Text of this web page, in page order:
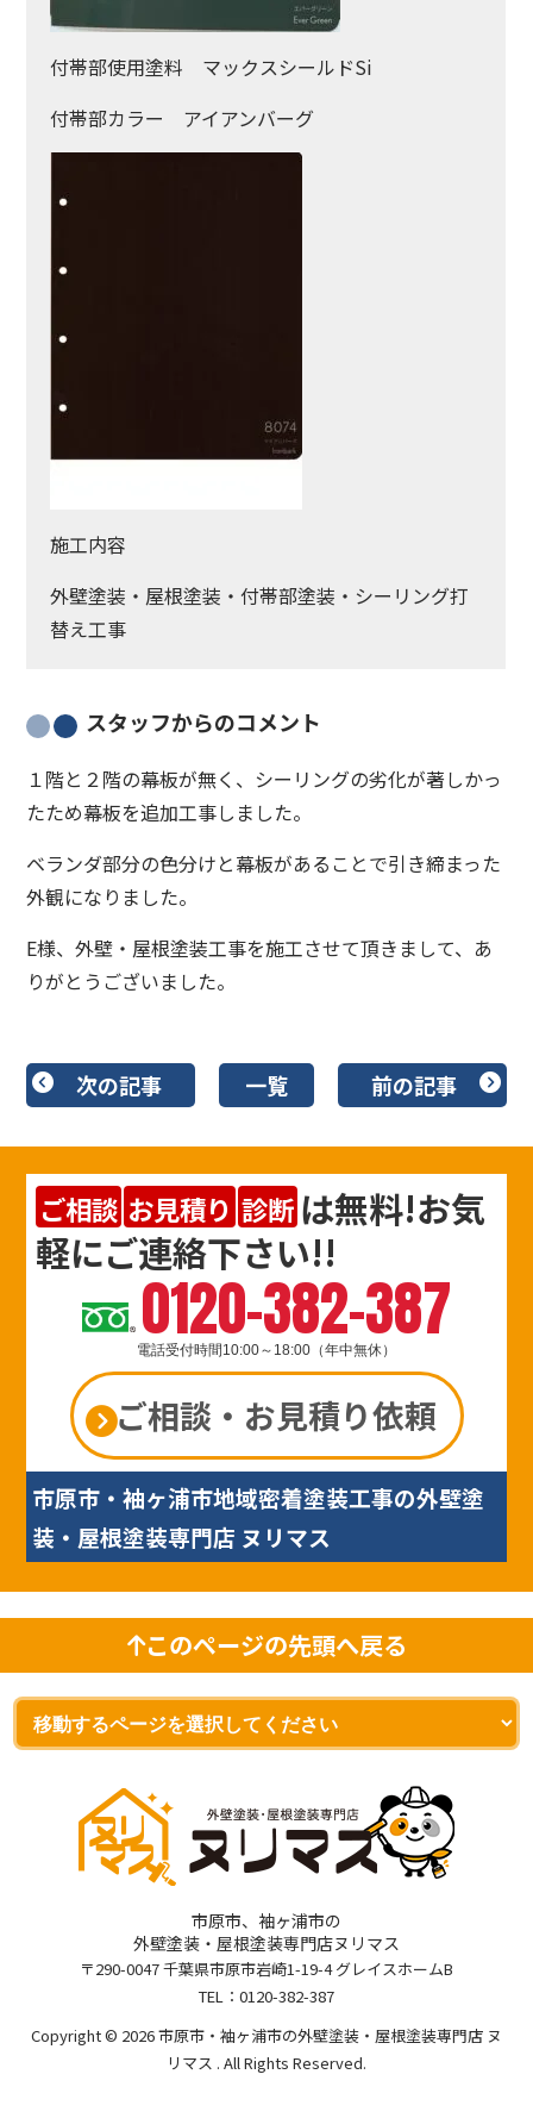
付帯部使用塗料 マックスシールドSi
付帯部カラー アイアンバーグ
施工内容
外壁塗装・屋根塗装・付帯部塗装・シーリング打
替え工事
スタッフからのコメント
１階と２階の幕板が無く、シーリングの劣化が著しかっ
たため幕板を追加工事しました。
ベランダ部分の色分けと幕板があることで引き締まった
外観になりました。
E様、外壁・屋根塗装工事を施工させて頂きまして、あ
りがとうございました。
次の記事 一覧 前の記事
ご相談 お見積り 診断 は無料!お気
軽にご連絡下さい!!
0120-382-387
電話受付時間10:00～18:00（年中無休）
ご相談・お見積り依頼
市原市・袖ヶ浦市地域密着塗装工事の外壁塗
装・屋根塗装専門店 ヌリマス
このページの先頭へ戻る
市原市、袖ヶ浦市の
外壁塗装・屋根塗装専門店ヌリマス
〒290-0047 千葉県市原市岩崎1-19-4 グレイスホームB
TEL： 0120-382-387
Copyright © 2026 市原市・袖ヶ浦市の外壁塗装・屋根塗装専門店 ヌ
リマス . All Rights Reserved.